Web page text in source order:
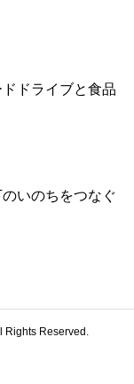
ドライブと食品
いのちをつなぐ
Reserved.